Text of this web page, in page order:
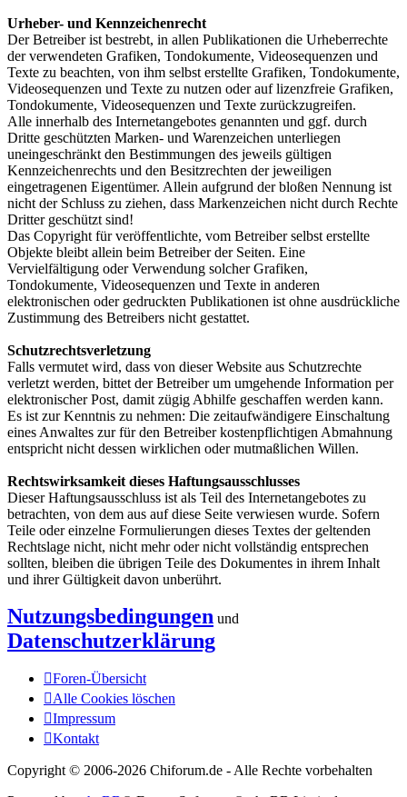
Urheber- und Kennzeichenrecht
Der Betreiber ist bestrebt, in allen Publikationen die Urheberrechte
der verwendeten Grafiken, Tondokumente, Videosequenzen und
Texte zu beachten, von ihm selbst erstellte Grafiken, Tondokumente,
Videosequenzen und Texte zu nutzen oder auf lizenzfreie Grafiken,
Tondokumente, Videosequenzen und Texte zurückzugreifen.
Alle innerhalb des Internetangebotes genannten und ggf. durch
Dritte geschützten Marken- und Warenzeichen unterliegen
uneingeschränkt den Bestimmungen des jeweils gültigen
Kennzeichenrechts und den Besitzrechten der jeweiligen
eingetragenen Eigentümer. Allein aufgrund der bloßen Nennung ist
nicht der Schluss zu ziehen, dass Markenzeichen nicht durch Rechte
Dritter geschützt sind!
Das Copyright für veröffentlichte, vom Betreiber selbst erstellte
Objekte bleibt allein beim Betreiber der Seiten. Eine
Vervielfältigung oder Verwendung solcher Grafiken,
Tondokumente, Videosequenzen und Texte in anderen
elektronischen oder gedruckten Publikationen ist ohne ausdrückliche
Zustimmung des Betreibers nicht gestattet.
Schutzrechtsverletzung
Falls vermutet wird, dass von dieser Website aus Schutzrechte
verletzt werden, bittet der Betreiber um umgehende Information per
elektronischer Post, damit zügig Abhilfe geschaffen werden kann.
Es ist zur Kenntnis zu nehmen: Die zeitaufwändigere Einschaltung
eines Anwaltes zur für den Betreiber kostenpflichtigen Abmahnung
entspricht nicht dessen wirklichen oder mutmaßlichen Willen.
Rechtswirksamkeit dieses Haftungsausschlusses
Dieser Haftungsausschluss ist als Teil des Internetangebotes zu
betrachten, von dem aus auf diese Seite verwiesen wurde. Sofern
Teile oder einzelne Formulierungen dieses Textes der geltenden
Rechtslage nicht, nicht mehr oder nicht vollständig entsprechen
sollten, bleiben die übrigen Teile des Dokumentes in ihrem Inhalt
und ihrer Gültigkeit davon unberührt.
Nutzungsbedingungen und
Datenschutzerklärung
Foren-Übersicht
Alle Cookies löschen
Impressum
Kontakt
Copyright © 2006-2026 Chiforum.de - Alle Rechte vorbehalten